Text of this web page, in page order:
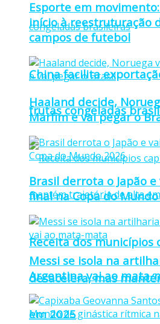
China facilita
frutas congeladas
Receita dos municípios
desacelera, mas
em 2025
Esporte em
início à reestruturação
campos de futebol
Haaland decide,
Marfim e vai pegar o
Brasil derrota o Japão
final na Copa do
Messi se isola na
Argentina vai ao mata-